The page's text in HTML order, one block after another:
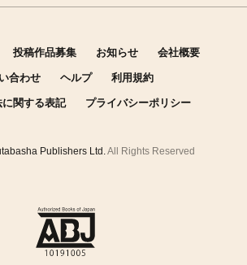
投稿作品募集 お知らせ 会社概要
合わせ ヘルプ 利用規約
関する表記 プライバシーポリシー
Publishers Ltd.All Rights Reserved